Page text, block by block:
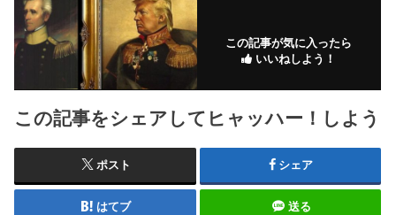
この記事が気に入ったら
いいねしよう！
この記事をシェアしてヒャッハー！しよう
ポスト シェア
はてブ 送る